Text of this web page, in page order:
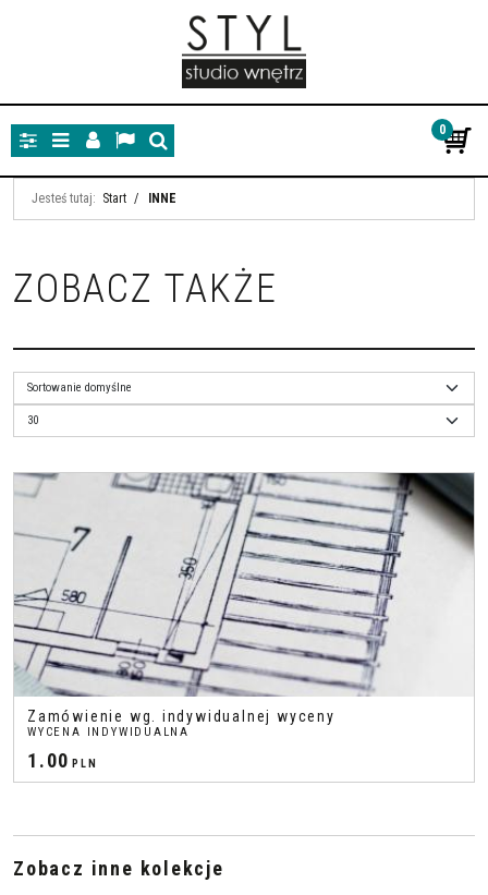
PanelMenuPanelLangSzukaj
0
Jesteś tutaj: Start / INNE
ZOBACZ TAKŻE
Zamówienie wg. indywidualnej wyceny
WYCENA INDYWIDUALNA
1.00 PLN
Zobacz inne kolekcje